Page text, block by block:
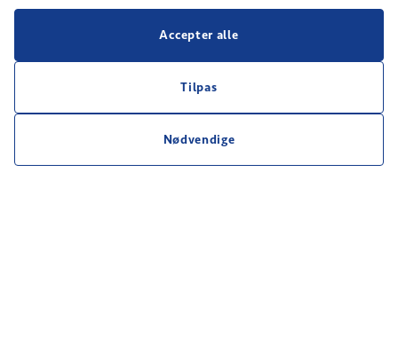
Accepter alle
Tilpas
Nødvendige